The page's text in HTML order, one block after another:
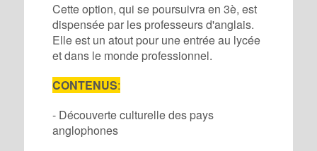
Cette option, qui se poursuivra en 3è, est
dispensée par les professeurs d'anglais.
Elle est un atout pour une entrée au lycée
et dans le monde professionnel.
CONTENUS:
- Découverte culturelle des pays
anglophones